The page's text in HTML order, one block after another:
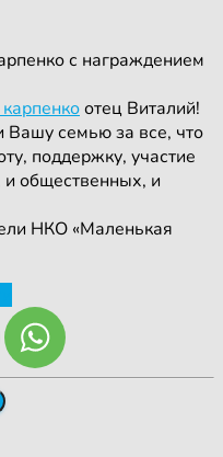
с награждением
отец Виталий!
Вашу семью за все, что
поддержку, участие
общественных, и
НКО «Маленькая